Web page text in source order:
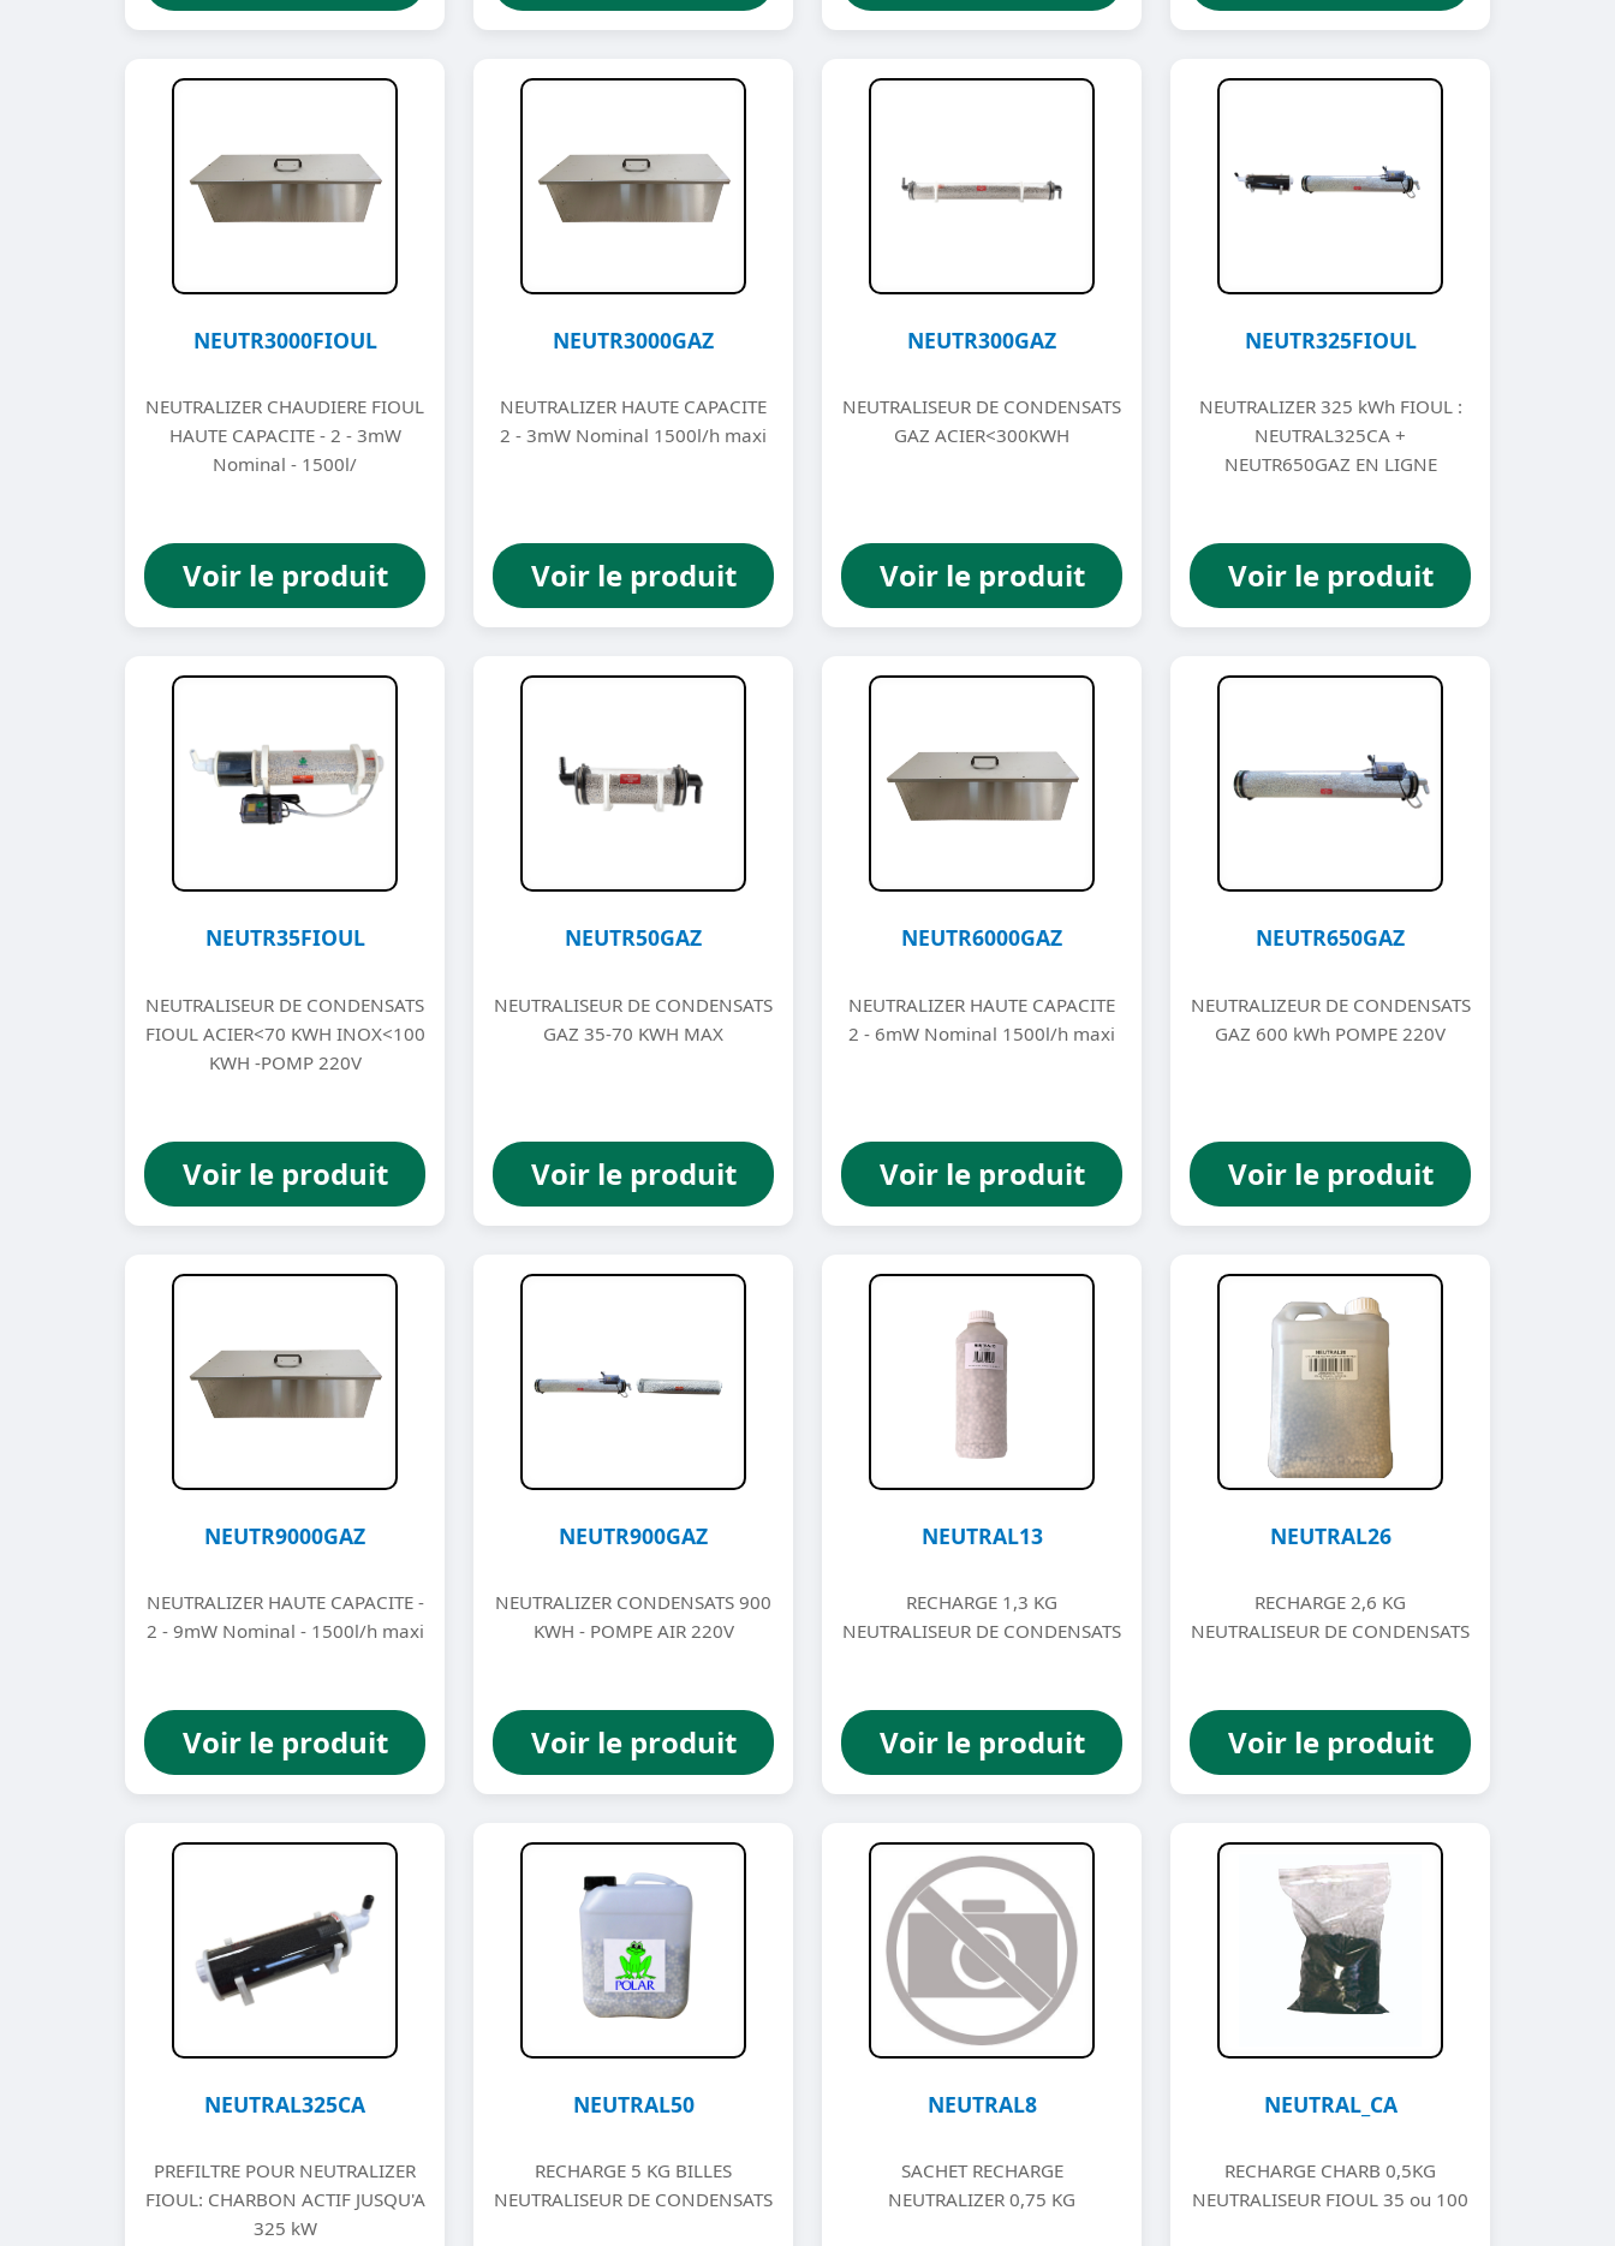
NEUTR3000FIOUL
NEUTRALIZER CHAUDIERE FIOUL
HAUTE CAPACITE - 2 - 3mW
Nominal - 1500l/
Voir le produit
NEUTR3000GAZ
NEUTRALIZER HAUTE CAPACITE
2 - 3mW Nominal 1500l/h maxi
Voir le produit
NEUTR300GAZ
NEUTRALISEUR DE CONDENSATS
GAZ ACIER<300KWH
Voir le produit
NEUTR325FIOUL
NEUTRALIZER 325 kWh FIOUL :
NEUTRAL325CA +
NEUTR650GAZ EN LIGNE
Voir le produit
NEUTR35FIOUL
NEUTRALISEUR DE CONDENSATS
FIOUL ACIER<70 KWH INOX<100
KWH -POMP 220V
Voir le produit
NEUTR50GAZ
NEUTRALISEUR DE CONDENSATS
GAZ 35-70 KWH MAX
Voir le produit
NEUTR6000GAZ
NEUTRALIZER HAUTE CAPACITE
2 - 6mW Nominal 1500l/h maxi
Voir le produit
NEUTR650GAZ
NEUTRALIZEUR DE CONDENSATS
GAZ 600 kWh POMPE 220V
Voir le produit
NEUTR9000GAZ
NEUTRALIZER HAUTE CAPACITE -
2 - 9mW Nominal - 1500l/h maxi
Voir le produit
NEUTR900GAZ
NEUTRALIZER CONDENSATS 900
KWH - POMPE AIR 220V
Voir le produit
NEUTRAL13
RECHARGE 1,3 KG
NEUTRALISEUR DE CONDENSATS
Voir le produit
NEUTRAL26
RECHARGE 2,6 KG
NEUTRALISEUR DE CONDENSATS
Voir le produit
NEUTRAL325CA
PREFILTRE POUR NEUTRALIZER
FIOUL: CHARBON ACTIF JUSQU'A
325 kW
NEUTRAL50
RECHARGE 5 KG BILLES
NEUTRALISEUR DE CONDENSATS
NEUTRAL8
SACHET RECHARGE
NEUTRALIZER 0,75 KG
NEUTRAL_CA
RECHARGE CHARB 0,5KG
NEUTRALISEUR FIOUL 35 ou 100